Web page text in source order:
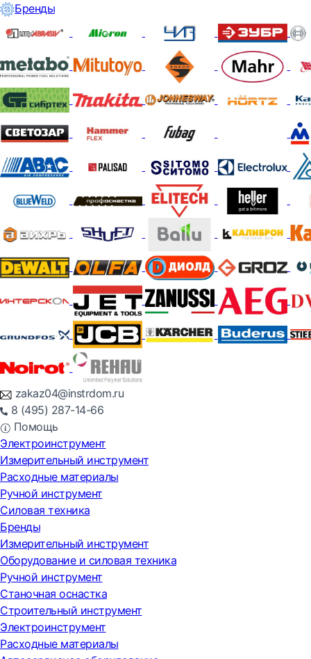
Бренды
zakaz04@instrdom.ru
8 (495) 287-14-66
Помощь
Электроинструмент
Измерительный инструмент
Расходные материалы
Ручной инструмент
Силовая техника
Бренды
Измерительный инструмент
Оборудование и силовая техника
Ручной инструмент
Станочная оснастка
Строительный инструмент
Электроинструмент
Расходные материалы